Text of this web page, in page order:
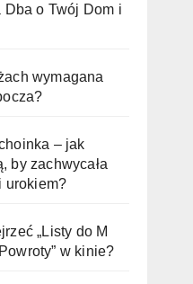
Dba o Twój Dom i
wymagana
– jak
by zachwycała
urokiem?
„Listy do M
w kinie?